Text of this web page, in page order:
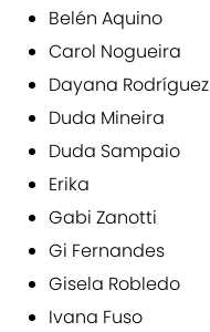
Belén Aquino
Carol Nogueira
Dayana Rodríguez
Duda Mineira
Duda Sampaio
Erika
Gabi Zanotti
Gi Fernandes
Gisela Robledo
Ivana Fuso